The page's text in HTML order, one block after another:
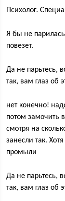
Психолог.
Я бы не парилась
повезет.
Да не парьтесь,
так, вам глаз об
нет конечно!
потом замочить
смотря на
занесли так.
промыли
Да не парьтесь,
так, вам глаз об